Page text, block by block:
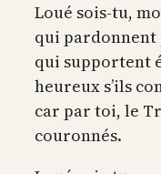
Loué sois-tu,
qui
qui supportent
heureux s’ils
car par toi, le
couronnés.